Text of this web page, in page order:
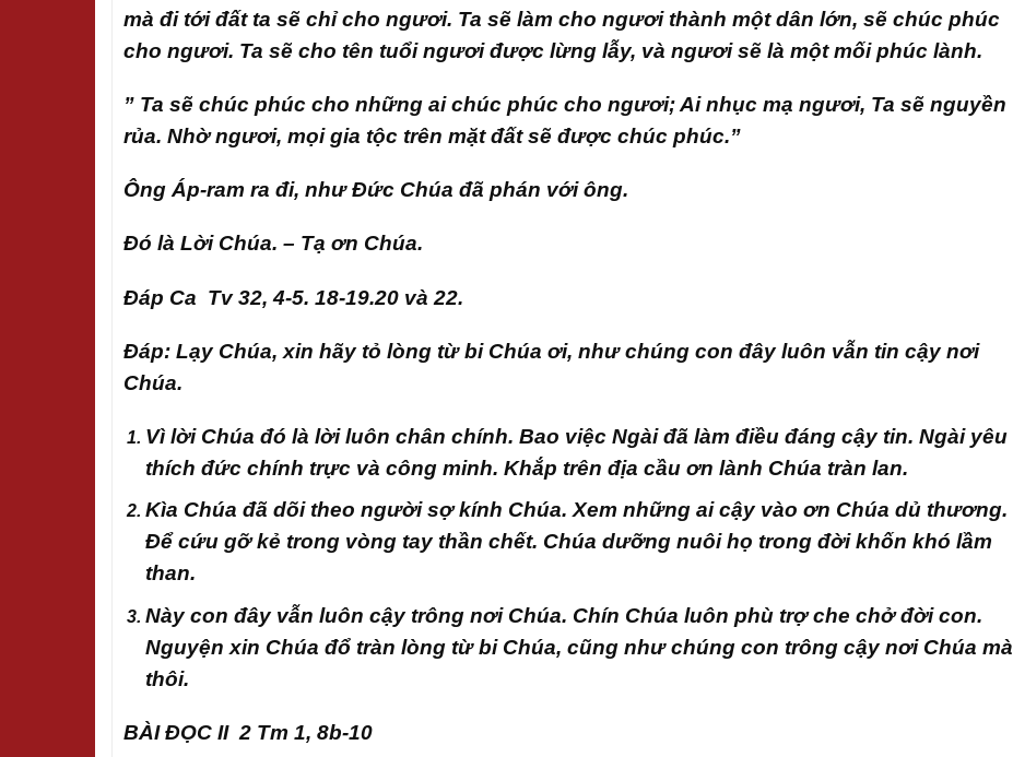
mà đi tới đất ta sẽ chỉ cho ngươi. Ta sẽ làm cho ngươi thành một dân lớn, sẽ chúc phúc
cho ngươi. Ta sẽ cho tên tuổi ngươi được lừng lẫy, và ngươi sẽ là một mối phúc lành.
” Ta sẽ chúc phúc cho những ai chúc phúc cho ngươi; Ai nhục mạ ngươi, Ta sẽ nguyền
rủa. Nhờ ngươi, mọi gia tộc trên mặt đất sẽ được chúc phúc.”
Ông Áp-ram ra đi, như Đức Chúa đã phán với ông.
Đó là Lời Chúa. – Tạ ơn Chúa.
Đáp Ca Tv 32, 4-5. 18-19.20 và 22.
Đáp: Lạy Chúa, xin hãy tỏ lòng từ bi Chúa ơi, như chúng con đây luôn vẫn tin cậy nơi
Chúa.
Vì lời Chúa đó là lời luôn chân chính. Bao việc Ngài đã làm điều đáng cậy tin. Ngài yêu
thích đức chính trực và công minh. Khắp trên địa cầu ơn lành Chúa tràn lan.
Kìa Chúa đã dõi theo người sợ kính Chúa. Xem những ai cậy vào ơn Chúa dủ thương.
Để cứu gỡ kẻ trong vòng tay thần chết. Chúa dưỡng nuôi họ trong đời khốn khó lầm
than.
Này con đây vẫn luôn cậy trông nơi Chúa. Chín Chúa luôn phù trợ che chở đời con.
Nguyện xin Chúa đổ tràn lòng từ bi Chúa, cũng như chúng con trông cậy nơi Chúa mà
thôi.
BÀI ĐỌC II 2 Tm 1, 8b-10